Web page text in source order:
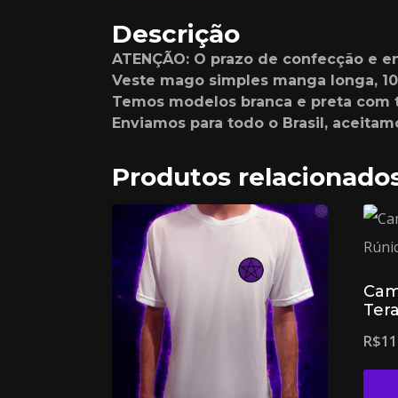
Descrição
ATENÇÃO: O prazo de confecção e
Veste mago simples manga longa,
Temos modelos branca e preta
Enviamos para todo o Brasil,
Produtos
R$